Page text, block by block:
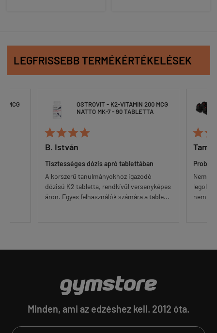
LEGFRISSEBB TERMÉKÉRTÉKELÉSEK
MCG
OSTROVIT - K2-VITAMIN 200 MCG
NATTO MK-7 - 90 TABLETTA

B. István
Tisztességes dózis apró tablettában
A korszerű tanulmányokhoz igazodó
dózisú K2 tabletta, rendkívül versenyképes
áron. Egyes felhasználók számára a table...

Nem
nem
Minden, ami az edzéshez kell. 2012 óta.